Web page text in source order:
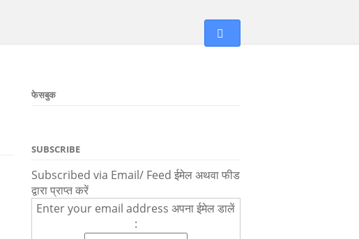
फेसबुक
SUBSCRIBE
Subscribed via Email/ Feed ईमेल अथवा फीड
द्वारा प्राप्त करें
Enter your email address अपना ईमेल डालें
: